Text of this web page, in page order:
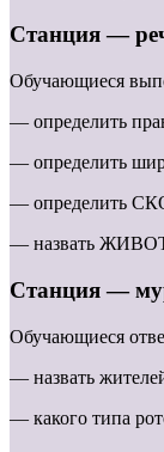
Станция —
Обучающиеся
— определить
— определить
— определить
— назвать
Станция —
Обучающиеся
— назвать
— какого типа